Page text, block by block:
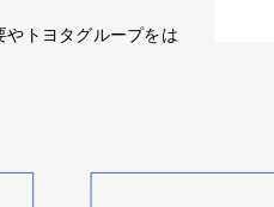
やトヨタグループをは